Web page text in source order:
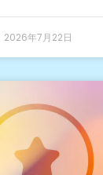
2026年7月22日